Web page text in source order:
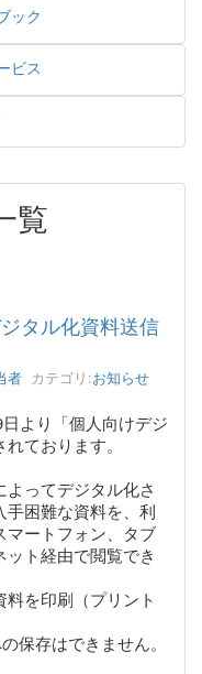
ック
ビス
覧
タル化資料送信
者 カテゴリ:お知らせ
より「個人向けデジ
ております。
ってデジタル化さ
困難な資料を、利
マートフォン、タブ
ト経由で閲覧でき
を印刷（プリント
保存はできません。